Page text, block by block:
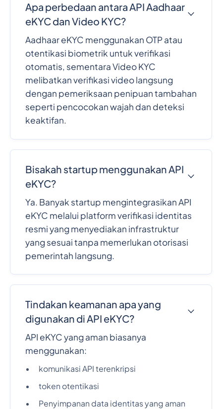
Apa perbedaan antara API Aadhaar
eKYC dan Video KYC?
Aadhaar eKYC menggunakan OTP atau
otentikasi biometrik untuk verifikasi
otomatis, sementara Video KYC
melibatkan verifikasi video langsung
dengan pemeriksaan penipuan tambahan
seperti pencocokan wajah dan deteksi
keaktifan.
Bisakah startup menggunakan API
eKYC?
Ya. Banyak startup mengintegrasikan API
eKYC melalui platform verifikasi identitas
resmi yang menyediakan infrastruktur
yang sesuai tanpa memerlukan otorisasi
pemerintah langsung.
Tindakan keamanan apa yang
digunakan di API eKYC?
API eKYC yang aman biasanya
menggunakan:
komunikasi API terenkripsi
token otentikasi
Penyimpanan data identitas yang aman